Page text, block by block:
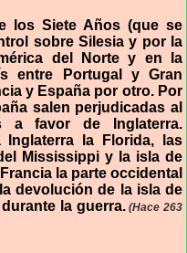
los Siete Años (que se
sobre Silesia y por la
del Norte y en la
entre Portugal y Gran
y España por otro. Por
salen perjudicadas al
a favor de Inglaterra.
Inglaterra la Florida, las
Mississippi y la isla de
la parte occidental
devolución de la isla de
la guerra.(Hace 263